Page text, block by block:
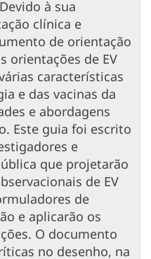
à sua
clínica e
de orientação
orientações de EV
características
e das vacinas da
e abordagens
Este guia foi escrito
e
que projetarão
de EV
de
e aplicarão os
O documento
no desenho, na